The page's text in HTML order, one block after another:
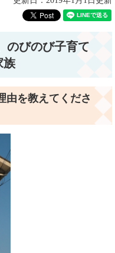
のびのび子育て
族
由を教えてくださ